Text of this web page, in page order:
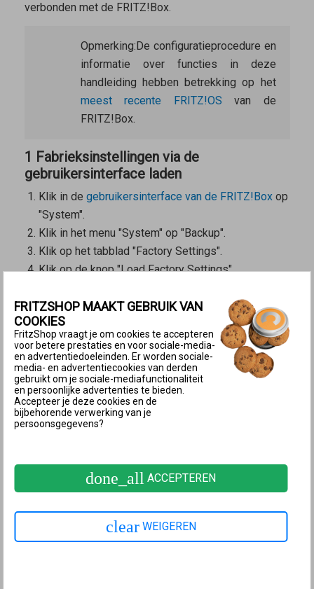
verbonden met de FRITZ!Box.
Opmerking:De configuratieprocedure en
informatie over functies in deze
handleiding hebben betrekking op het
meest recente FRITZ!OS van de
FRITZ!Box.
1 Fabrieksinstellingen via de
gebruikersinterface laden
Klik in de gebruikersinterface van de FRITZ!Boxop
"System".
Klik in het menu "System" op "Backup".
Klik op het tabblad "Factory Settings".
Klik op de knop "Load Factory Settings".
2 Fabrieksinstellingen met een telefoon
laden
Met IP-telefoons, bijvoorbeeldFRITZ!App Fon,
kunnen geen toetssequenties worden gestuurd aan
de FRITZ!Box. Daarom kun je geen IP-telefoons
gebruiken om de fabrieksinstellingen te laden.
Keypad in de telefoon configureren
een telefoon die is aangemeld bij het basisstation van
de FRITZ!Box, bijvoorbeeld FRITZ!Fon C5, kun je de
toetssequenties meteen gebruiken. Bij een telefoon
die is aangesloten op de poort voor ISDN-apparaten
("FON S0"), of bij een draadloze telefoon dienietis
FRITZSHOP MAAKT GEBRUIK VAN
COOKIES
FritzShop vraagt je om cookies te accepteren
voor betere prestaties en voor sociale-media-
en advertentiedoeleinden. Er worden sociale-
media- en advertentiecookies van derden
gebruikt om je sociale-mediafunctionaliteit
en persoonlijke advertenties te bieden.
Accepteer je deze cookies en de
bijbehorende verwerking van je
persoonsgegevens?
done_all ACCEPTEREN
clear WEIGEREN